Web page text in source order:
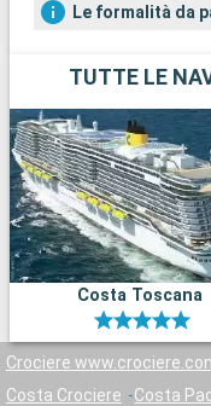
Le formalità da
TUTTE LE
Costa Toscana
Crociere
Costa Crociere
Costa